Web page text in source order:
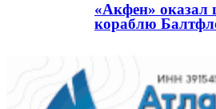
«Акфен»
кораблю